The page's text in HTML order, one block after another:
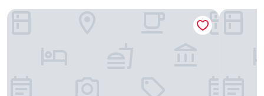
Sodium Hotel Boutique Seranova